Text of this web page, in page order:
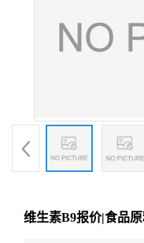
维生素B9报价|食品